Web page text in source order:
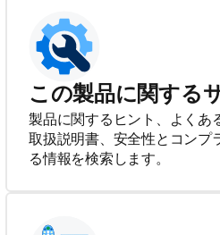
この製品に関する
製品に関するヒント、よくあ
取扱説明書、安全性とコンプ
る情報を検索します。